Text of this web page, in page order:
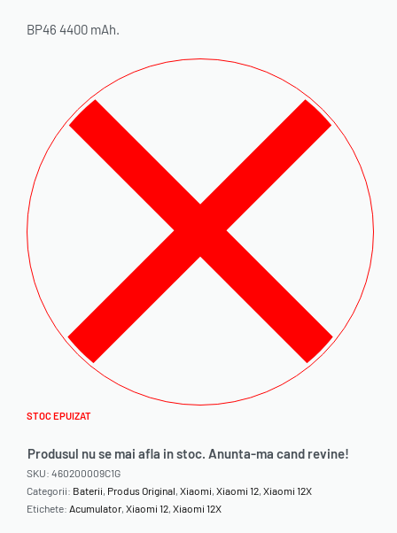
BP46 4400 mAh.
STOC EPUIZAT
Produsul nu se mai afla in stoc. Anunta-ma cand revine!
SKU: 460200009C1G
Categorii: Baterii, Produs Original, Xiaomi, Xiaomi 12, Xiaomi 12X
Etichete: Acumulator, Xiaomi 12, Xiaomi 12X